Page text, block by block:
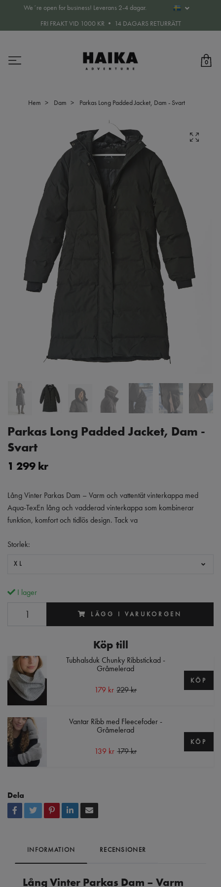
We´re open for business! Leverans 2-4 dagar.
FRI FRAKT VID 1000 KR • 14 DAGARS RETURRÄTT
0
Hem Dam Parkas Long Padded Jacket, Dam - Svart
Parkas Long Padded Jacket, Dam -
Svart
1 299 kr
Lång Vinter Parkas Dam – Varm och vattentät vinterkappa med
Aqua-TexEn lång och vadderad vinterkappa som kombinerar
funktion, komfort och tidlös design. Tack va
Storlek:
XL
I lager
LÄGG I VARUKORGEN
Köp till
Tubhalsduk Chunky Ribbstickad -
Gråmelerad
179 kr 229 kr
KÖP
Vantar Ribb med Fleecefoder -
Gråmelerad
139 kr 179 kr
KÖP
Dela
INFORMATION RECENSIONER
Lång Vinter Parkas Dam – Varm